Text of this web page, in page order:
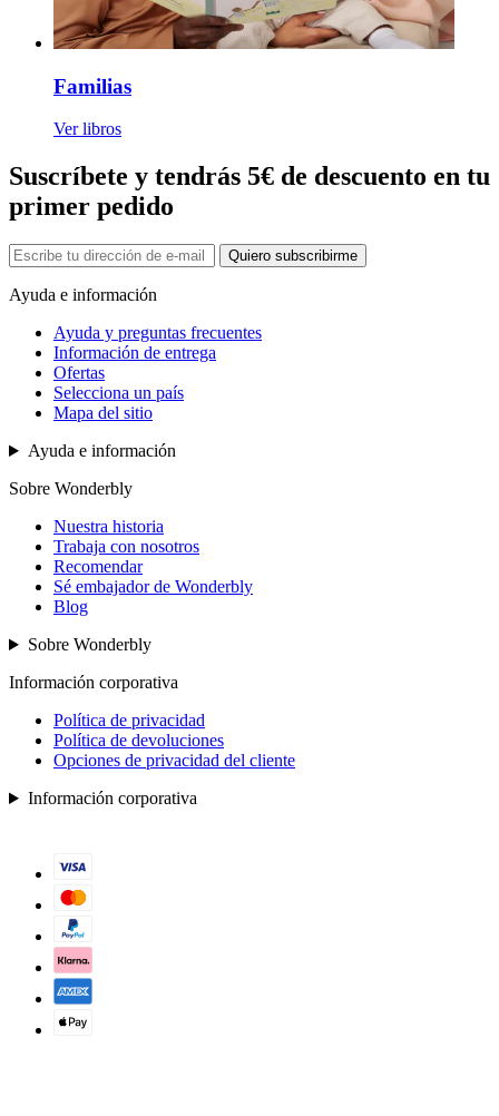
Familias
Ver libros
Suscríbete y tendrás 5€ de descuento en tu
primer pedido
Quiero subscribirme
Ayuda e información
Ayuda y preguntas frecuentes
Información de entrega
Ofertas
Selecciona un país
Mapa del sitio
Ayuda e información
Sobre Wonderbly
Nuestra historia
Trabaja con nosotros
Recomendar
Sé embajador de Wonderbly
Blog
Sobre Wonderbly
Información corporativa
Política de privacidad
Política de devoluciones
Opciones de privacidad del cliente
Información corporativa